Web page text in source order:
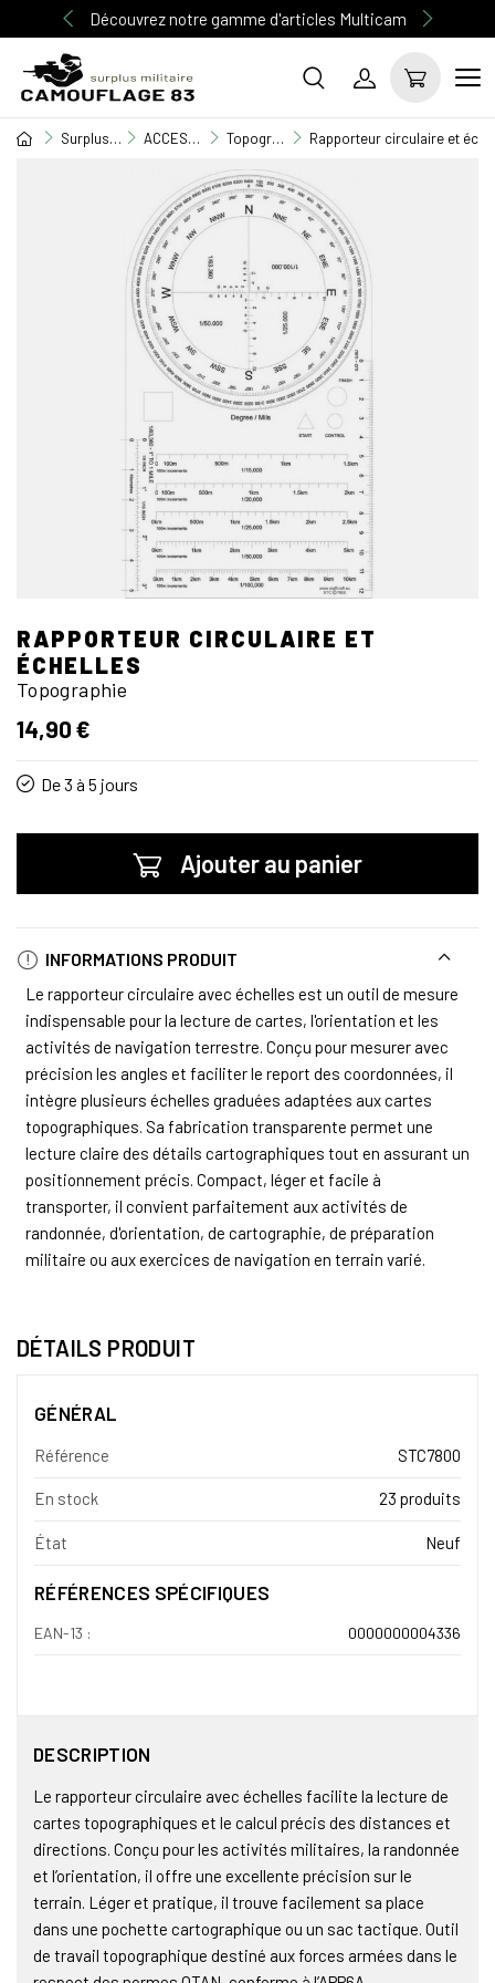
Découvrez notre gamme d'articles Multicam
Surplus Militaire ACCESSOIRE MILITAIRE Topographie Rapporteur circulaire et
RAPPORTEUR CIRCULAIRE ET
ÉCHELLES
Topographie
14,90 €
De 3 à 5 jours
Ajouter au panier
INFORMATIONS PRODUIT
Le rapporteur circulaire avec échelles est un outil de mesure
indispensable pour la lecture de cartes, l'orientation et les
activités de navigation terrestre. Conçu pour mesurer avec
précision les angles et faciliter le report des coordonnées, il
intègre plusieurs échelles graduées adaptées aux cartes
topographiques. Sa fabrication transparente permet une
lecture claire des détails cartographiques tout en assurant un
positionnement précis. Compact, léger et facile à
transporter, il convient parfaitement aux activités de
randonnée, d'orientation, de cartographie, de préparation
militaire ou aux exercices de navigation en terrain varié.
DÉTAILS PRODUIT
GÉNÉRAL
Référence STC7800
En stock 23 produits
État Neuf
RÉFÉRENCES SPÉCIFIQUES
EAN-13 : 0000000004336
DESCRIPTION
Le rapporteur circulaire avec échelles facilite la lecture de
cartes topographiques et le calcul précis des distances et
directions. Conçu pour les activités militaires, la randonnée
et l’orientation, il offre une excellente précision sur le
terrain. Léger et pratique, il trouve facilement sa place
dans une pochette cartographique ou un sac tactique. Outil
de travail topographique destiné aux forces armées dans le